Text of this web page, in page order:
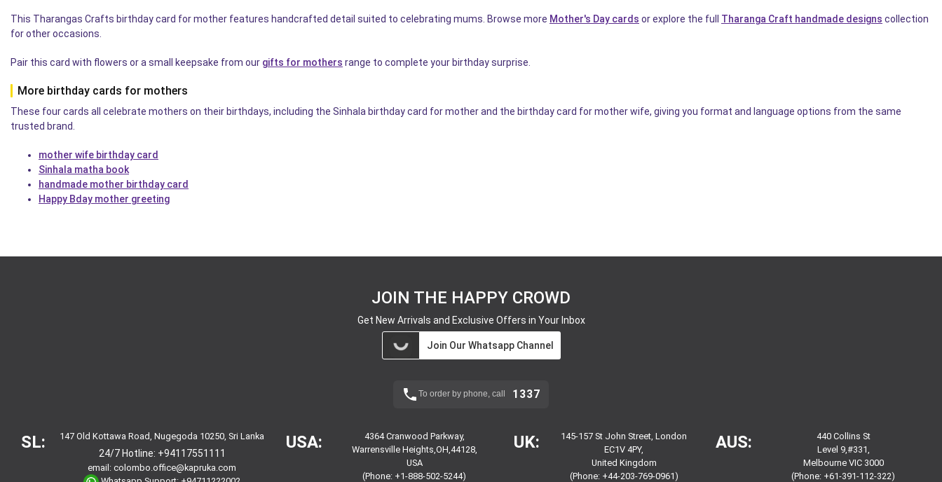
This Tharangas Crafts birthday card for mother features handcrafted detail suited to celebrating mums. Browse more Mother's Day cards or explore the full Tharanga Craft handmade designs collection
for other occasions.
Pair this card with flowers or a small keepsake from our gifts for mothers range to complete your birthday surprise.
More birthday cards for mothers
These four cards all celebrate mothers on their birthdays, including the Sinhala birthday card for mother and the birthday card for mother wife, giving you format and language options from the same
trusted brand.
mother wife birthday card
Sinhala matha book
handmade mother birthday card
Happy Bday mother greeting
JOIN THE HAPPY CROWD
Get New Arrivals and Exclusive Offers in Your Inbox
Join Our Whatsapp Channel
To order by phone, call 1337
SL: 147 Old Kottawa Road, Nugegoda 10250, Sri Lanka
24/7 Hotline: +94117551111
email:colombo.office@kapruka.com
USA:
4364 Cranwood Parkway,
Warrensville Heights,OH,44128,
USA
(Phone: +1-888-502-5244)
UK:
145-157 St John Street, London
EC1V 4PY,
United Kingdom
(Phone: +44-203-769-0961)
AUS:
440 Collins St
Level 9,#331,
Melbourne VIC 3000
(Phone: +61-391-112-322)